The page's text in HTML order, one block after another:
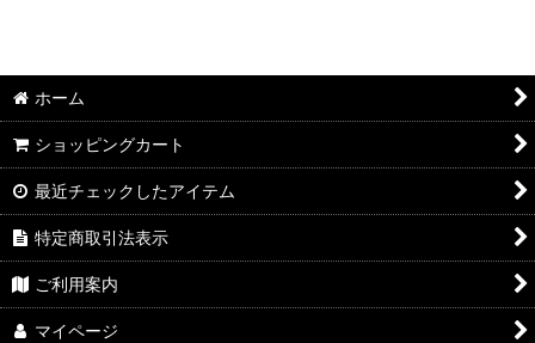
ホーム
ショッピングカート
最近チェックしたアイテム
特定商取引法表示
ご利用案内
マイページ